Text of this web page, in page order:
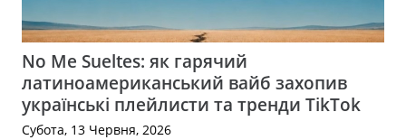
No Me Sueltes: як гарячий
латиноамериканський вайб захопив
українські плейлисти та тренди TikTok
Субота, 13 Червня, 2026